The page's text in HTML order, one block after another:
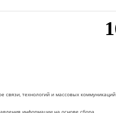
технологий и массовых коммуникаций